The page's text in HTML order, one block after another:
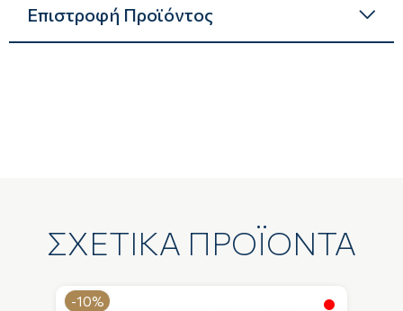
Επιστροφή Προϊόντος
ΣΧΕΤΙΚΑ ΠΡΟΪΟΝΤΑ
-10%